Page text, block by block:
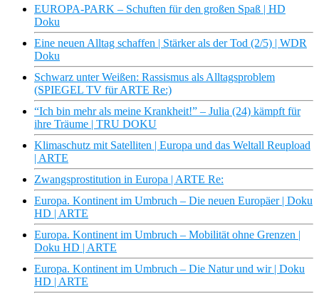
EUROPA-PARK – Schuften für den großen Spaß | HD
Doku
Eine neuen Alltag schaffen | Stärker als der Tod (2/5) | WDR
Doku
Schwarz unter Weißen: Rassismus als Alltagsproblem
(SPIEGEL TV für ARTE Re:)
“Ich bin mehr als meine Krankheit!” – Julia (24) kämpft für
ihre Träume | TRU DOKU
Klimaschutz mit Satelliten | Europa und das Weltall Reupload
| ARTE
Zwangsprostitution in Europa | ARTE Re:
Europa. Kontinent im Umbruch – Die neuen Europäer | Doku
HD | ARTE
Europa. Kontinent im Umbruch – Mobilität ohne Grenzen |
Doku HD | ARTE
Europa. Kontinent im Umbruch – Die Natur und wir | Doku
HD | ARTE